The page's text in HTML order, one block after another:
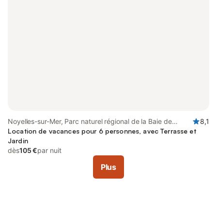
Noyelles-sur-Mer, Parc naturel régional de la Baie de
Somme Picardie Maritime
8,1
Location de vacances pour 6 personnes, avec Terrasse et
Jardin
dès105 €par nuit
Plus